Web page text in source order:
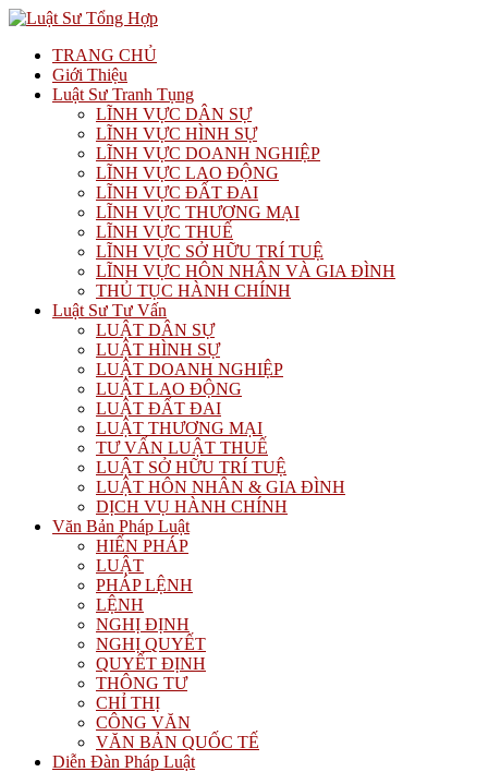
TRANG CHỦ
Giới Thiệu
Luật Sư Tranh Tụng
LĨNH VỰC DÂN SỰ
LĨNH VỰC HÌNH SỰ
LĨNH VỰC DOANH NGHIỆP
LĨNH VỰC LAO ĐỘNG
LĨNH VỰC ĐẤT ĐAI
LĨNH VỰC THƯƠNG MẠI
LĨNH VỰC THUẾ
LĨNH VỰC SỞ HỮU TRÍ TUỆ
LĨNH VỰC HÔN NHÂN VÀ GIA ĐÌNH
THỦ TỤC HÀNH CHÍNH
Luật Sư Tư Vấn
LUẬT DÂN SỰ
LUẬT HÌNH SỰ
LUẬT DOANH NGHIỆP
LUẬT LAO ĐỘNG
LUẬT ĐẤT ĐAI
LUẬT THƯƠNG MẠI
TƯ VẤN LUẬT THUẾ
LUẬT SỞ HỮU TRÍ TUỆ
LUẬT HÔN NHÂN & GIA ĐÌNH
DỊCH VỤ HÀNH CHÍNH
Văn Bản Pháp Luật
HIẾN PHÁP
LUẬT
PHÁP LỆNH
LỆNH
NGHỊ ĐỊNH
NGHỊ QUYẾT
QUYẾT ĐỊNH
THÔNG TƯ
CHỈ THỊ
CÔNG VĂN
VĂN BẢN QUỐC TẾ
Diễn Đàn Pháp Luật